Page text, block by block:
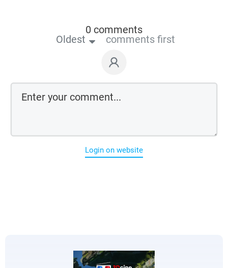
0 comments
Oldest comments first
Login on website